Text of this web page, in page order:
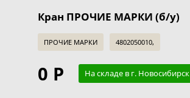
Кран ПРОЧИЕ МАРКИ (б/у)
ПРОЧИЕ МАРКИ 4802050010,
0 Р На складе в г. Новосибирск